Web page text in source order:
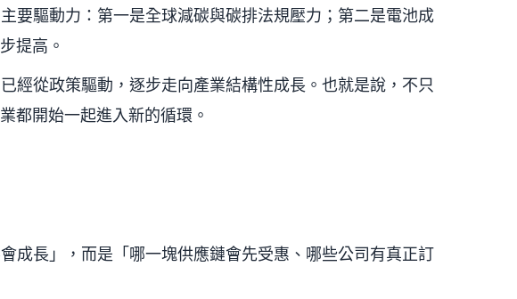
要驅動力：第一是全球減碳與碳排法規壓力；第二是電池成
提高。
經從政策驅動，逐步走向產業結構性成長。也就是說，不只
都開始一起進入新的循環。
成長」，而是「哪一塊供應鏈會先受惠、哪些公司有真正訂